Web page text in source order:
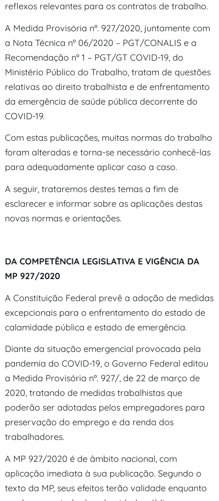
reflexos relevantes para os contratos de trabalho.
A Medida Provisória nº. 927/2020, juntamente com
a Nota Técnica nº 06/2020 – PGT/CONALIS e a
Recomendação nº 1 – PGT/GT COVID-19, do
Ministério Público do Trabalho, tratam de questões
relativas ao direito trabalhista e de enfrentamento
da emergência de saúde pública decorrente do
COVID-19.
Com estas publicações, muitas normas do trabalho
foram alteradas e torna-se necessário conhecê-las
para adequadamente aplicar caso a caso.
A seguir, trataremos destes temas a fim de
esclarecer e informar sobre as aplicações destas
novas normas e orientações.
DA COMPETÊNCIA LEGISLATIVA E VIGÊNCIA DA
MP 927/2020
A Constituição Federal prevê a adoção de medidas
excepcionais para o enfrentamento do estado de
calamidade pública e estado de emergência.
Diante da situação emergencial provocada pela
pandemia do COVID-19, o Governo Federal editou
a Medida Provisória nº. 927/, de 22 de março de
2020, tratando de medidas trabalhistas que
poderão ser adotadas pelos empregadores para
preservação do emprego e da renda dos
trabalhadores.
A MP 927/2020 é de âmbito nacional, com
aplicação imediata à sua publicação. Segundo o
texto da MP, seus efeitos terão validade enquanto